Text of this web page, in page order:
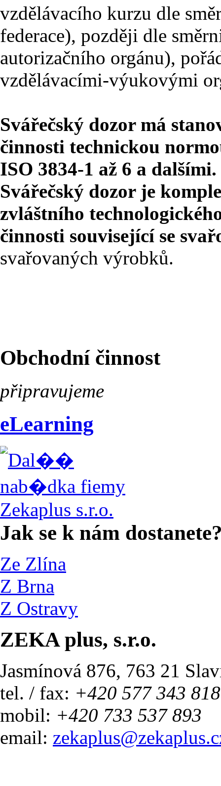
vzdělávacího kurzu dle
federace), později dle
autorizačního orgánu),
vzdělávacími-výukovými
Svářečský dozor má
činnosti technickou
ISO 3834-1 až 6 a dalšími.
Svářečský dozor je
zvláštního
činnosti související se
svařovaných výrobků.
Obchodní činnost
připravujeme
eLearning
Jak se k nám
Ze Zlína
Z Brna
Z Ostravy
ZEKA plus, s.r.o.
Jasmínová 876, 763 21
tel. / fax: +420 577 343 818
mobil: +420 733 537 893
email: